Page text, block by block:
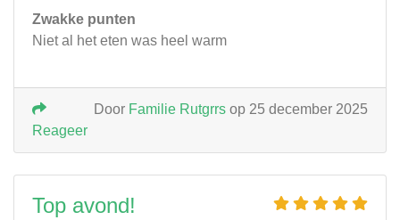
Zwakke punten
Niet al het eten was heel warm
Door Familie Rutgrrs op 25 december 2025
Reageer
Top avond!